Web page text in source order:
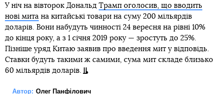
У ніч на вівторок Дональд Трамп оголосив, що вводить
нові мита на китайські товари на суму 200 мільярдів
доларів. Вони набудуть чинності 24 вересня на рівні 10%
до кінця року, а з 1 січня 2019 року — зростуть до 25%.
Пізніше уряд Китаю заявив про введення мит у відповідь.
Ставки будуть такими ж самими, сума мит складе близько
60 мільярдів доларів.
Автор: Олег Панфілович